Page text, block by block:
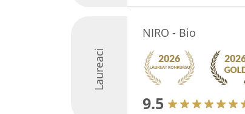
Laureaci
NIRO - Bio
9.5